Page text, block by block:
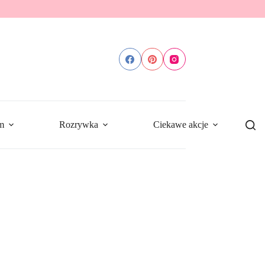
Rozrywka Ciekawe akcje